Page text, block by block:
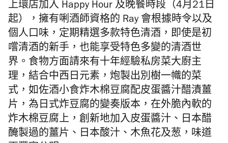
上環店加入 Happy Hour 及晚餐時段（4月21日
起）， 擁有唎酒師資格的 Ray 會根據時令以及
個人口味，定期精選多款特色清酒，即使是初
嚐清酒的新手，也能享受特色多變的清酒世
界。食物方面請來有 十年經驗私房菜大廚主
理，結合中西日元素，炮製出別樹一幟的菜
式，如佐酒小食炸木棉豆腐配皮蛋醬汁醋漬薑
片，為日式炸豆腐的變奏版本，在外脆內軟的
炸木棉豆腐上，創新地加入皮蛋醬汁、日本醋
醃製過的薑片、日本酸汁、木魚花及葱，味道